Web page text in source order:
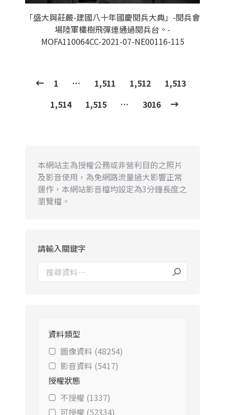
「盛大與莊嚴-建國八十年國慶閱兵大典」-閱兵會
場陸軍欉樹飛彈連通過閱兵台。-
MOFA110064CC-2021-07-NE00116-115
1 … 1,511 1,512
1,513
1,514
1,515 … 3016
本網站主為授權公務或非營利目的之照片
及影音使用，為免網路流量過大影響正常
運作，本網站影音檔均設定為3分鐘長度之
瀏覽檔。
請輸入關鍵字
資料類型
圖像資料 (48254)
影音資料 (5417)
授權狀態
不授權 (1337)
可授權 (52334)